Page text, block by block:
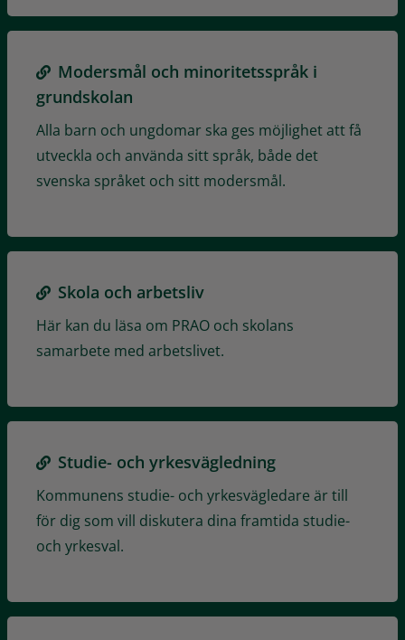
Modersmål och minoritetsspråk i
grundskolan
Alla barn och ungdomar ska ges möjlighet att få
utveckla och använda sitt språk, både det
svenska språket och sitt modersmål.
Skola och arbetsliv
Här kan du läsa om PRAO och skolans
samarbete med arbetslivet.
Studie- och yrkesvägledning
Kommunens studie- och yrkesvägledare är till
för dig som vill diskutera dina framtida studie-
och yrkesval.